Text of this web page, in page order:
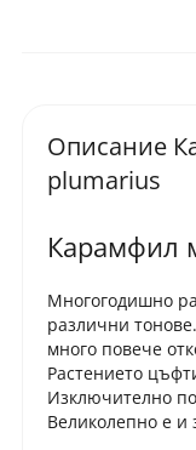
Описание
plumarius
Карамфил
Многогодишно
различни
много повече
Растението
Изключително
Великолепно е и